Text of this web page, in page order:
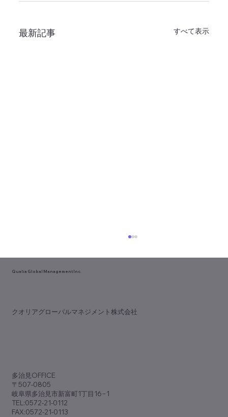
最新記事 すべて表示
載されました
Qualia Global Management Inc.
​クオリアグローバルマネジメント株式会社
​多治見OFFICE
〒507-0805
岐阜県多治見市新富町1丁目16−1
TEL:0572-21-0112
FAX:0572-21-0113